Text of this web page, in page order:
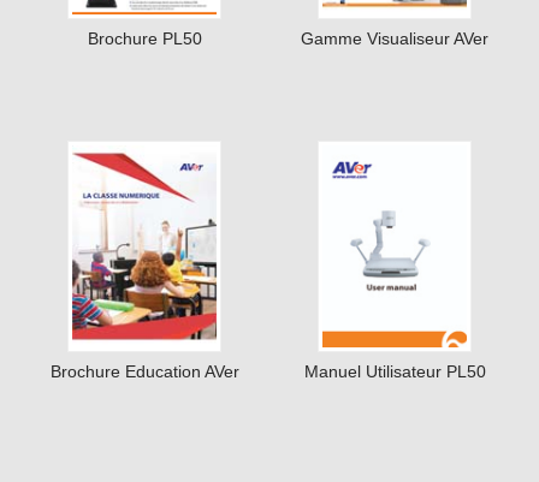
Brochure PL50 Gamme Visualiseur AVer
Brochure Education AVer Manuel Utilisateur PL50